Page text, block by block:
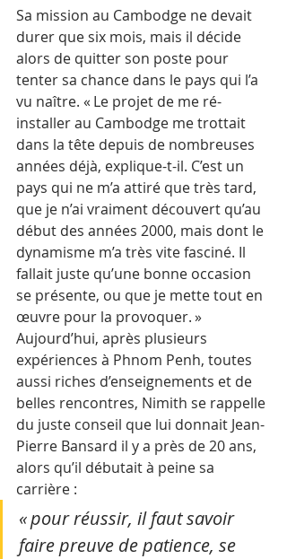
Sa mission au Cambodge ne devait
durer que six mois, mais il décide
alors de quitter son poste pour
tenter sa chance dans le pays qui l’a
vu naître. « Le projet de me ré-
installer au Cambodge me trottait
dans la tête depuis de nombreuses
années déjà, explique-t-il. C’est un
pays qui ne m’a attiré que très tard,
que je n’ai vraiment découvert qu’au
début des années 2000, mais dont le
dynamisme m’a très vite fasciné. Il
fallait juste qu’une bonne occasion
se présente, ou que je mette tout en
œuvre pour la provoquer. »
Aujourd’hui, après plusieurs
expériences à Phnom Penh, toutes
aussi riches d’enseignements et de
belles rencontres, Nimith se rappelle
du juste conseil que lui donnait Jean-
Pierre Bansard il y a près de 20 ans,
alors qu’il débutait à peine sa
carrière :
« pour réussir, il faut savoir
faire preuve de patience, se